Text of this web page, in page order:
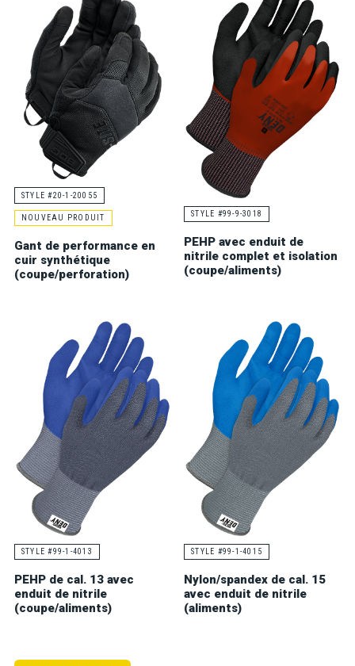
STYLE #20-1-20055
NOUVEAU PRODUIT
Gant de performance en
cuir synthétique
(coupe/perforation)
STYLE #99-9-3018
PEHP avec enduit de
nitrile complet et isolation
(coupe/aliments)
STYLE #99-1-4013
PEHP de cal. 13 avec
enduit de nitrile
(coupe/aliments)
STYLE #99-1-4015
Nylon/spandex de cal. 15
avec enduit de nitrile
(aliments)